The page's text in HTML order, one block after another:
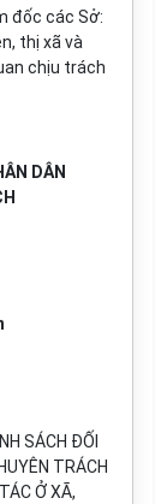
đốc các Sở:
thị xã và
chịu trách
DÂN
SÁCH ĐỐI
TRÁCH
Ở XÃ,